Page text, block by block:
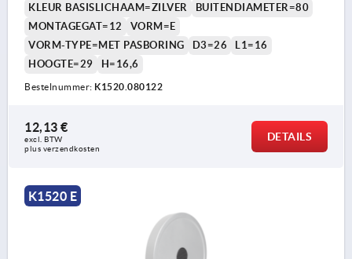
KLEUR BASISLICHAAM=ZILVER
BUITENDIAMETER=80
MONTAGEGAT=12
VORM=E
VORM-TYPE=MET PASBORING
D3=26
L1=16
HOOGTE=29
H=16,6
Bestelnummer: K1520.080122
12,13 €
excl. BTW
plus verzendkosten
DETAILS
K1520 E